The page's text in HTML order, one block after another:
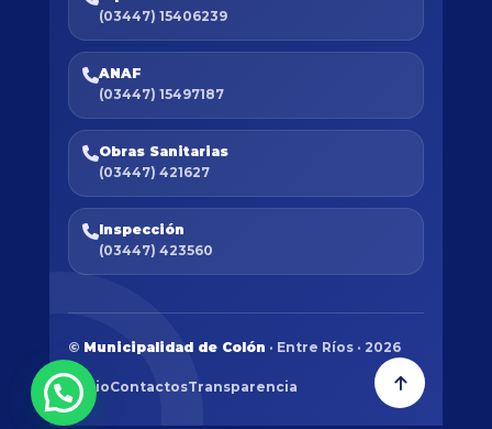
(03447) 15406239
ANAF
(03447) 15497187
Obras Sanitarias
(03447) 421627
Inspección
(03447) 423560
© Municipalidad de Colón · Entre Ríos · 2026
InicioContactosTransparencia